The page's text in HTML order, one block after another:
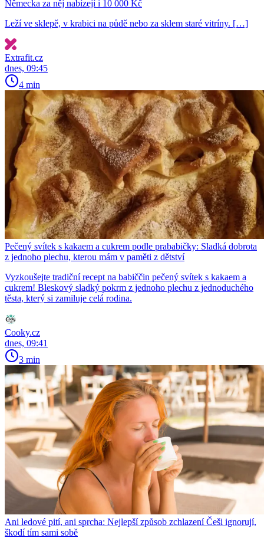
Německa za něj nabízejí i 10 000 Kč
Leží ve sklepě, v krabici na půdě nebo za sklem staré vitríny. […]
Extrafit.cz
dnes, 09:45
4 min
Pečený svítek s kakaem a cukrem podle prababičky: Sladká dobrota
z jednoho plechu, kterou mám v paměti z dětství
Vyzkoušejte tradiční recept na babiččin pečený svítek s kakaem a
cukrem! Bleskový sladký pokrm z jednoho plechu z jednoduchého
těsta, který si zamiluje celá rodina.
Cooky.cz
dnes, 09:41
3 min
Ani ledové pití, ani sprcha: Nejlepší způsob zchlazení Češi ignorují,
škodí tím sami sobě